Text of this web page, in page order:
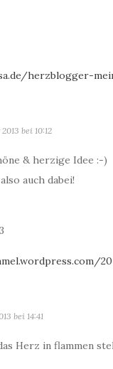
herzblogger-
bei 10:12
& herzige Idee :-)
auch dabei!
bei 14:41
Herz in flammen